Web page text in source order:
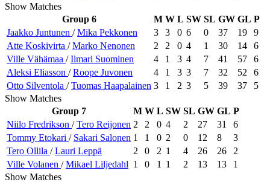
Show Matches
Group 6
M W L SW SL GW GL P
Jaakko Juntunen /Mika Pekkonen 3 3 0 6 0 37 19
9
Atte Koskivirta /Marko Nenonen 2 2 0 4 1 30 14
6
Ville Vähämaa /Ilmari Suominen 4 1 3 4 7 41 57
6
Aleksi Eliasson /Roope Juvonen 4 1 3 3 7 32 52
6
Otto Silventola /Tuomas Haapalainen 3 1 2 3 5 39 37
5
Show Matches
Group 7
M W L SW SL GW GL P
Niilo Fredrikson /Tero Reijonen 2 2 0 4 2 27 31
6
Tommy Etokari / Sakari Salonen 1 1 0 2 0 12 8
3
Tero Ollila /Lauri Leppä 2 0 2 1 4 26 26
2
Ville Volanen /Mikael Liljedahl 1 0 1 1 2 13 13
1
Show Matches